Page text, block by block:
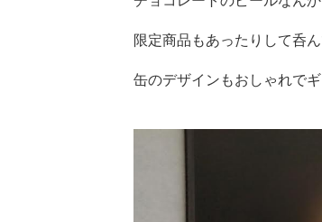
限定商品もあったりして呑
缶のデザインもおしゃれで